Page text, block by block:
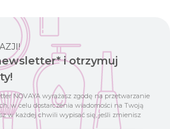
i otrzymuj
NOVAYA wyrażasz zgodę na przetwarzanie
w celu dostarczenia wiadomości na Twoją
w każdej chwili wypisać się, jeśli zmienisz